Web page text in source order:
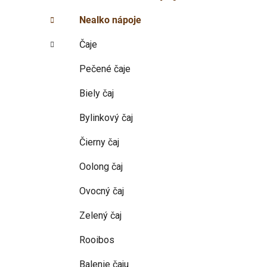
a
n
i
Nealko nápoje
Čaje
Pečené čaje
Biely čaj
Bylinkový čaj
Čierny čaj
Oolong čaj
Ovocný čaj
Zelený čaj
Rooibos
Balenie čaju